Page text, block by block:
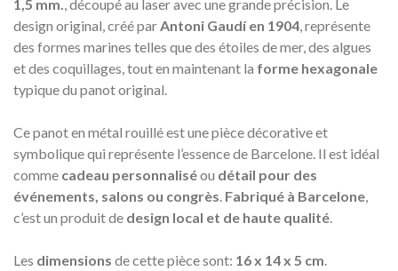
1,5 mm., découpé au laser avec une grande précision. Le
design original, créé parAntoni Gaudí en 1904, représente
des formes marines telles que des étoiles de mer, des algues
et des coquillages, tout en maintenant la forme hexagonale
typique du panot original.
Ce panot en métal rouillé est une pièce décorative et
symbolique qui représente l’essence de Barcelone. Il est idéal
comme cadeau personnaliséou détail pour des
événements, salons ou congrès. Fabriqué à Barcelone,
c’est un produit de design local et de haute qualité.
Les dimensions de cette pièce sont: 16 x 14 x 5 cm.